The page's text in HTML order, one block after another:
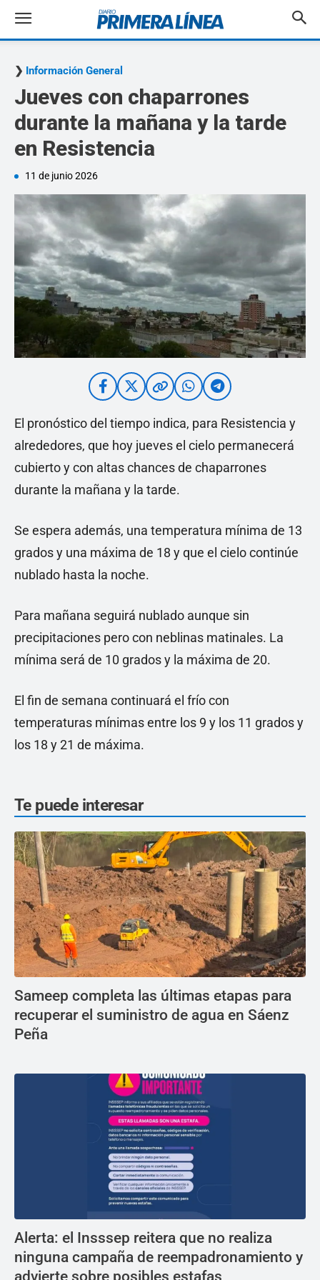
Información General
Jueves con chaparrones
durante la mañana y la tarde
en Resistencia
11 de junio 2026
El pronóstico del tiempo indica, para Resistencia y
alrededores, que hoy jueves el cielo permanecerá
cubierto y con altas chances de chaparrones
durante la mañana y la tarde.
Se espera además, una temperatura mínima de 13
grados y una máxima de 18 y que el cielo continúe
nublado hasta la noche.
Para mañana seguirá nublado aunque sin
precipitaciones pero con neblinas matinales. La
mínima será de 10 grados y la máxima de 20.
El fin de semana continuará el frío con
temperaturas mínimas entre los 9 y los 11 grados y
los 18 y 21 de máxima.
Te puede interesar
Sameep completa las últimas etapas para
recuperar el suministro de agua en Sáenz
Peña
Alerta: el Insssep reitera que no realiza
ninguna campaña de reempadronamiento y